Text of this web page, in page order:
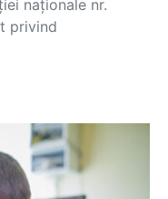
naționale nr.
privind